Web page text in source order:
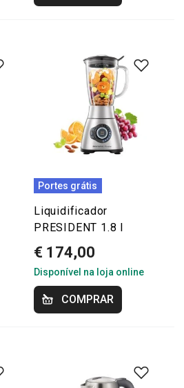
Portes grátis
Liquidificador
PRESIDENT 1.8 l
€ 174,00
Disponível na loja online
COMPRAR